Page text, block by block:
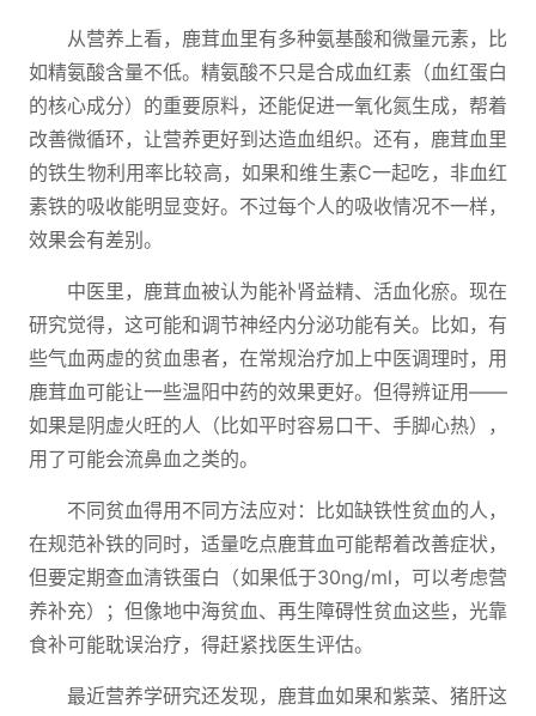
从营养上看，鹿茸血里有多种氨基酸和微量元素，比
如精氨酸含量不低。精氨酸不只是合成血红素（血红蛋白
的核心成分）的重要原料，还能促进一氧化氮生成，帮着
改善微循环，让营养更好到达造血组织。还有，鹿茸血里
的铁生物利用率比较高，如果和维生素C一起吃，非血红
素铁的吸收能明显变好。不过每个人的吸收情况不一样，
效果会有差别。
中医里，鹿茸血被认为能补肾益精、活血化瘀。现在
研究觉得，这可能和调节神经内分泌功能有关。比如，有
些气血两虚的贫血患者，在常规治疗加上中医调理时，用
鹿茸血可能让一些温阳中药的效果更好。但得辨证用——
如果是阴虚火旺的人（比如平时容易口干、手脚心热），
用了可能会流鼻血之类的。
不同贫血得用不同方法应对：比如缺铁性贫血的人，
在规范补铁的同时，适量吃点鹿茸血可能帮着改善症状，
但要定期查血清铁蛋白（如果低于30ng/ml，可以考虑营
养补充）；但像地中海贫血、再生障碍性贫血这些，光靠
食补可能耽误治疗，得赶紧找医生评估。
最近营养学研究还发现，鹿茸血如果和紫菜、猪肝这